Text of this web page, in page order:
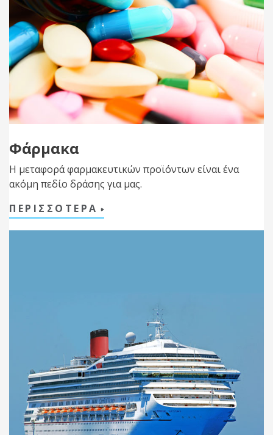
Φάρμακα
Η μεταφορά φαρμακευτικών προϊόντων είναι ένα
ακόμη πεδίο δράσης για μας.
ΠΕΡΙΣΣΟΤΕΡΑ